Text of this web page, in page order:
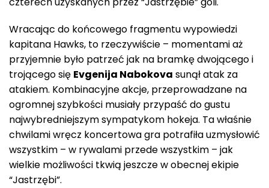
Wracając do końcowego fragmentu wypowiedzi
kapitana Hawks, to rzeczywiście – momentami aż
przyjemnie było patrzeć jak na bramkę dwojącego i
trojącego się Evgenija Nabokova sunął atak za
atakiem. Kombinacyjne akcje, przeprowadzane na
ogromnej szybkości musiały przypaść do gustu
najwybredniejszym sympatykom hokeja. Ta właśnie
chwilami wręcz koncertowa gra potrafiła uzmysłowić
wszystkim – w rywalami przede wszystkim – jak
wielkie możliwości tkwią jeszcze w obecnej ekipie
“Jastrzębi”.